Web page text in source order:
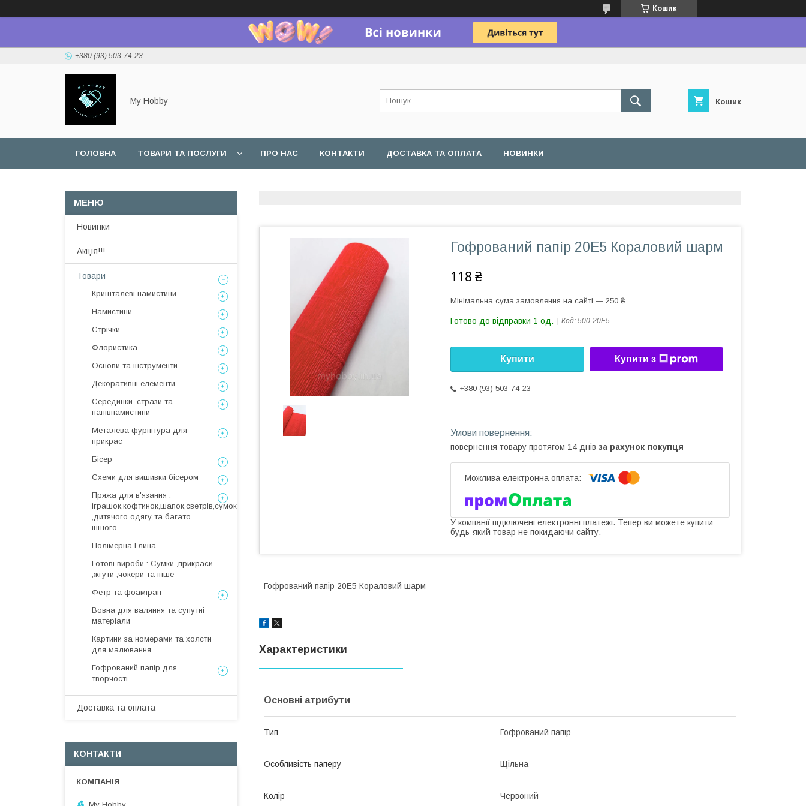
Кошик
+380 (93) 503-74-23
My Hobby Кошик
ГОЛОВНА ТОВАРИ ТА ПОСЛУГИ ПРО НАС КОНТАКТИ ДОСТАВКА ТА ОПЛАТА НОВИНКИ
Гофрований папір 20Е5 Кораловий шарм
118 ₴
Мінімальна сума замовлення на сайті — 250 ₴
Готово до відправки 1 од. Код: 500-20Е5
Купити Купити з
+380 (93) 503-74-23
повернення товару протягом 14 днів за рахунок покупця
У компанії підключені електронні платежі. Тепер ви можете купити
будь-який товар не покидаючи сайту.
Гофрований папір 20Е5 Кораловий шарм
Характеристики
Основні атрибути
Тип Гофрований папір
Особливість паперу Щільна
Колір Червоний
Новинки
Акція!!!
Товари
Кришталеві намистини
Намистини
Стрічки
Флористика
Основи та інструменти
Декоративні елементи
Серединки ,стрази та
напівнамистини
Металева фурнітура для
прикрас
Бісер
Схеми для вишивки бісером
Пряжа для в'язання :
іграшок,кофтинок,шапок,светрів,сумок
,дитячого одягу та багато
іншого
Полімерна Глина
Готові вироби : Сумки ,прикраси
,жгути ,чокери та інше
Фетр та фоаміран
Вовна для валяння та супутні
матеріали
Картини за номерами та холсти
для малювання
Гофрований папір для
творчості
Доставка та оплата
КОНТАКТИ